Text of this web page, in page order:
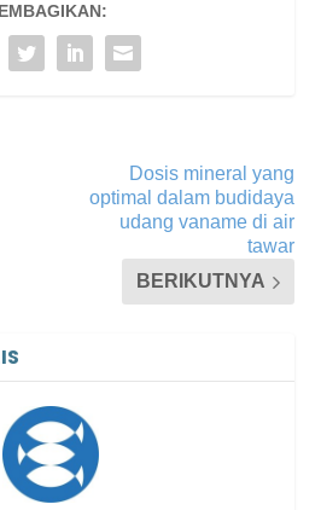
Dosis mineral yang
optimal dalam budidaya
udang vaname di air
tawar
BERIKUTNYA